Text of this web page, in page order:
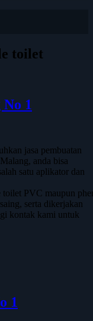
toilet
1
jasa pembuatan
anda bisa
satu aplikator dan
PVC maupun
serta dikerjakan
kontak kami untuk
1